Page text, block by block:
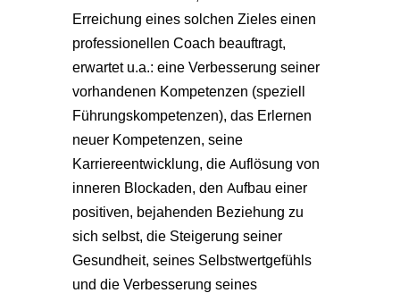
Erreichung eines solchen Zieles einen
professionellen Coach beauftragt,
erwartet u.a.: eine Verbesserung seiner
vorhandenen Kompetenzen (speziell
Führungskompetenzen), das Erlernen
neuer Kompetenzen, seine
Karriereentwicklung, die Auflösung von
inneren Blockaden, den Aufbau einer
positiven, bejahenden Beziehung zu
sich selbst, die Steigerung seiner
Gesundheit, seines Selbstwertgefühls
und die Verbesserung seines